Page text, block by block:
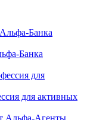
Банка
для активных